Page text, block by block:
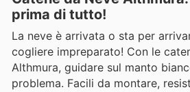
prima di tutto!
La neve è arrivata o sta per
cogliere impreparato! Con le
Althmura, guidare sul manto
problema. Facili da montare,